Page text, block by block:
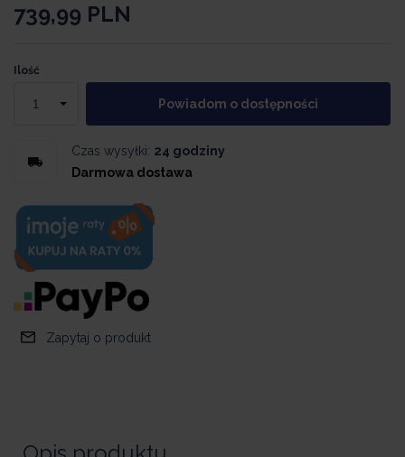
739,99 PLN
Ilość
Powiadom o dostępności
Czas wysyłki: 24 godziny
Darmowa dostawa
Zapytaj o produkt